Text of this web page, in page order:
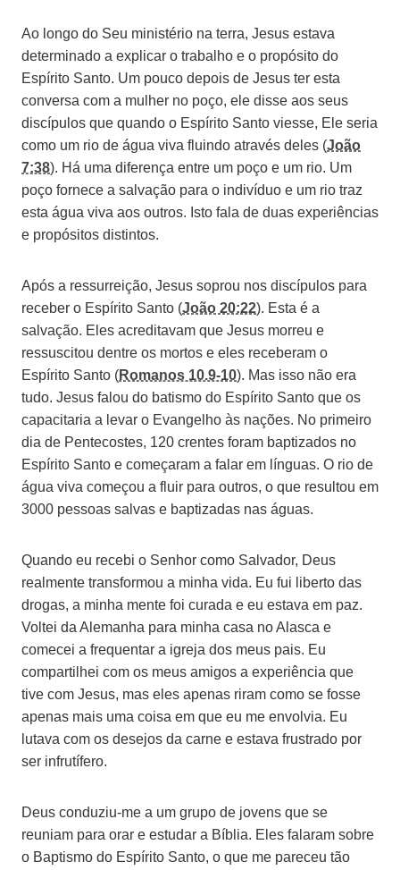
Ao longo do Seu ministério na terra, Jesus estava
determinado a explicar o trabalho e o propósito do
Espírito Santo. Um pouco depois de Jesus ter esta
conversa com a mulher no poço, ele disse aos seus
discípulos que quando o Espírito Santo viesse, Ele seria
como um rio de água viva fluindo através deles (João
7:38). Há uma diferença entre um poço e um rio. Um
poço fornece a salvação para o indivíduo e um rio traz
esta água viva aos outros. Isto fala de duas experiências
e propósitos distintos.
Após a ressurreição, Jesus soprou nos discípulos para
receber o Espírito Santo (João 20:22). Esta é a
salvação. Eles acreditavam que Jesus morreu e
ressuscitou dentre os mortos e eles receberam o
Espírito Santo (Romanos 10.9-10). Mas isso não era
tudo. Jesus falou do batismo do Espírito Santo que os
capacitaria a levar o Evangelho às nações. No primeiro
dia de Pentecostes, 120 crentes foram baptizados no
Espírito Santo e começaram a falar em línguas. O rio de
água viva começou a fluir para outros, o que resultou em
3000 pessoas salvas e baptizadas nas águas.
Quando eu recebi o Senhor como Salvador, Deus
realmente transformou a minha vida. Eu fui liberto das
drogas, a minha mente foi curada e eu estava em paz.
Voltei da Alemanha para minha casa no Alasca e
comecei a frequentar a igreja dos meus pais. Eu
compartilhei com os meus amigos a experiência que
tive com Jesus, mas eles apenas riram como se fosse
apenas mais uma coisa em que eu me envolvia. Eu
lutava com os desejos da carne e estava frustrado por
ser infrutífero.
Deus conduziu-me a um grupo de jovens que se
reuniam para orar e estudar a Bíblia. Eles falaram sobre
o Baptismo do Espírito Santo, o que me pareceu tão